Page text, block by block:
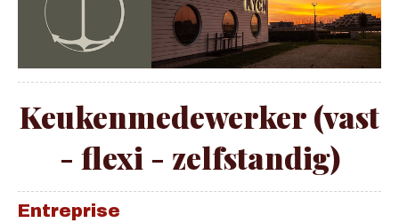
Keukenmedewerker (vast
- flexi - zelfstandig)
Entreprise